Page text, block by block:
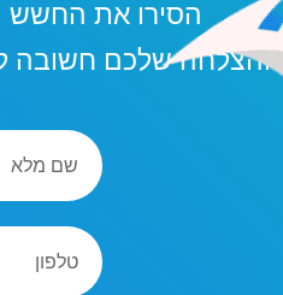
הסירו את החשש
ההצלחה שלכם חשובה